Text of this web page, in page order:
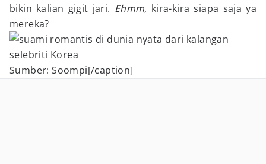
bikin kalian gigit jari. Ehmm, kira-kira siapa saja ya
mereka?
Sumber: Soompi[/caption]